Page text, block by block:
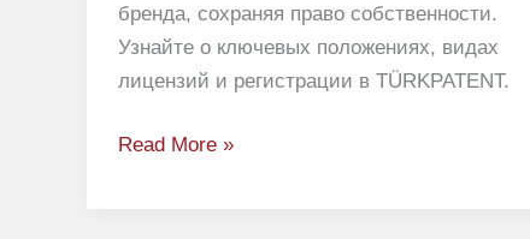
бренда, сохраняя право собственности.
Узнайте о ключевых положениях, видах
лицензий и регистрации в TÜRKPATENT.
Read More »